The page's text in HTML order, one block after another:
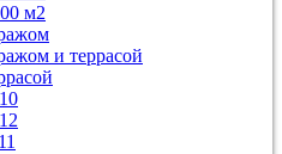
м2
и террасой